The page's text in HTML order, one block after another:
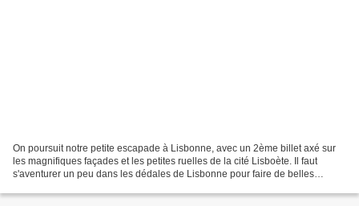
On poursuit notre petite escapade à Lisbonne, avec un 2ème billet axé sur
les magnifiques façades et les petites ruelles de la cité Lisboète. Il faut
s'aventurer un peu dans les dédales de Lisbonne pour faire de belles